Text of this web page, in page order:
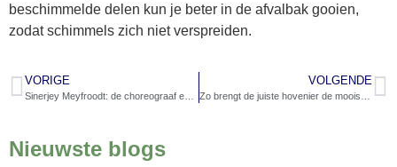
beschimmelde delen kun je beter in de afvalbak gooien,
zodat schimmels zich niet verspreiden.
VORIGE VOLGENDE
Nieuwste blogs